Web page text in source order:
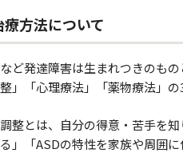
療方法について
ど発達障害は生まれつきのも
」「心理療法」「薬物療法」の
整とは、自分の得意・苦手を
」「ASDの特性を家族や周囲